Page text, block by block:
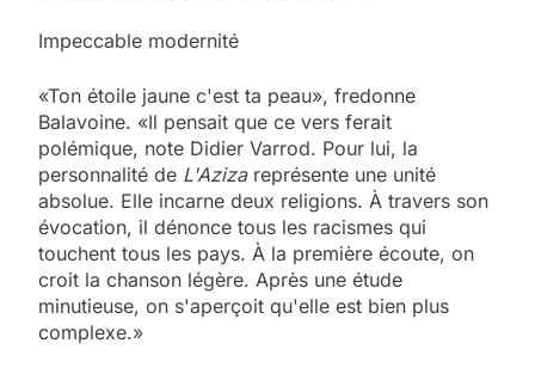
Impeccable modernité
«Ton étoile jaune c'est ta peau», fredonne
Balavoine. «Il pensait que ce vers ferait
polémique, note ­Didier Varrod. Pour lui, la
personnalité de L'Aziza­représente une unité
absolue. Elle incarne deux religions. À travers son
évocation, il dénonce tous les racismes qui
touchent tous les pays. À la première écoute, on
croit la chanson légère. Après une étude
minutieuse, on s'aperçoit qu'elle est bien plus
complexe.»